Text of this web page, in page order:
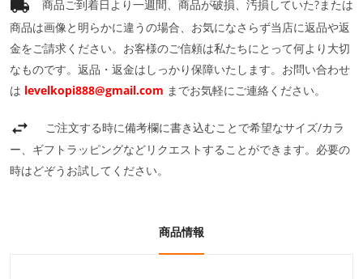
商品ご到着日より一週間、商品が破損、汚損していた?または
商品は画像と明らかに違うの場合、お気になさらず当店に返品や返
金をご請求ください。お客様のご信頼は私たちにとって何より大切
なものです。返品・返金はしっかり保障いたします。お問い合わせ
は levelkopi888@gmail.com までお気軽にご連絡ください。
ご注文する時に備考欄に書き込むことで希望なサイズ/カラ
ー、ギフトラッピングなどリクエストすることができます。必要の
時はどぞうお試してください。
商品情報